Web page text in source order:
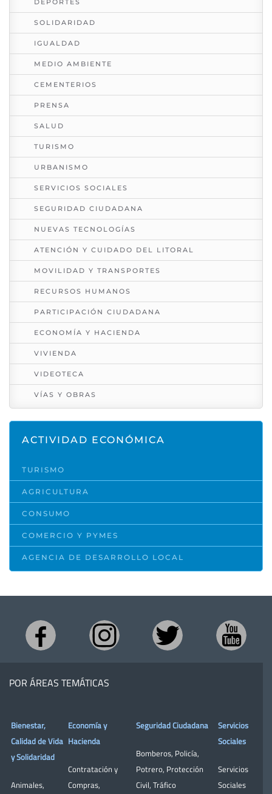
DEPORTES
SOLIDARIDAD
IGUALDAD
MEDIO AMBIENTE
CEMENTERIOS
PRENSA
SALUD
TURISMO
URBANISMO
SERVICIOS SOCIALES
SEGURIDAD CIUDADANA
NUEVAS TECNOLOGÍAS
ATENCIÓN Y CUIDADO DEL LITORAL
MOVILIDAD Y TRANSPORTES
RECURSOS HUMANOS
PARTICIPACIÓN CIUDADANA
ECONOMÍA Y HACIENDA
VIVIENDA
VIDEOTECA
VÍAS Y OBRAS
ACTIVIDAD ECONÓMICA
TURISMO
AGRICULTURA
CONSUMO
COMERCIO Y PYMES
AGENCIA DE DESARROLLO LOCAL
POR ÁREAS TEMÁTICAS
Bienestar,
Calidad de Vida
y Solidaridad
Animales,
Economía y
Hacienda
Contratación y
Compras,
Seguridad Ciudadana
Bomberos, Policía,
Potrero, Protección
Civil, Tráfico
Servicios
Sociales
Servicios
Sociales